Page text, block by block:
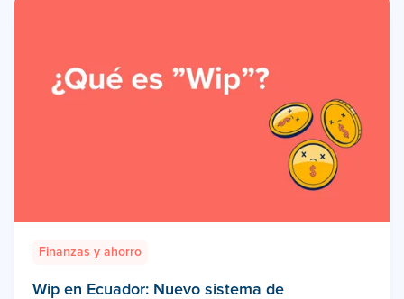
Finanzas y ahorro
Wip en Ecuador: Nuevo sistema de